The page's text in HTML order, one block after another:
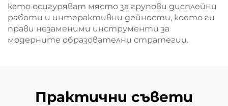
като осигуряват място за групови дисплейни
работи и интерактивни дейности, което ги
прави незаменими инструменти за
модерните образователни стратегии.
Практични съвети